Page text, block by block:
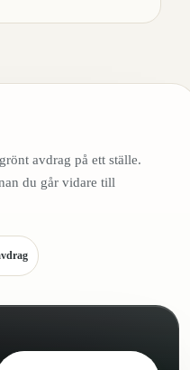
avdrag på ett ställe.
du går vidare till